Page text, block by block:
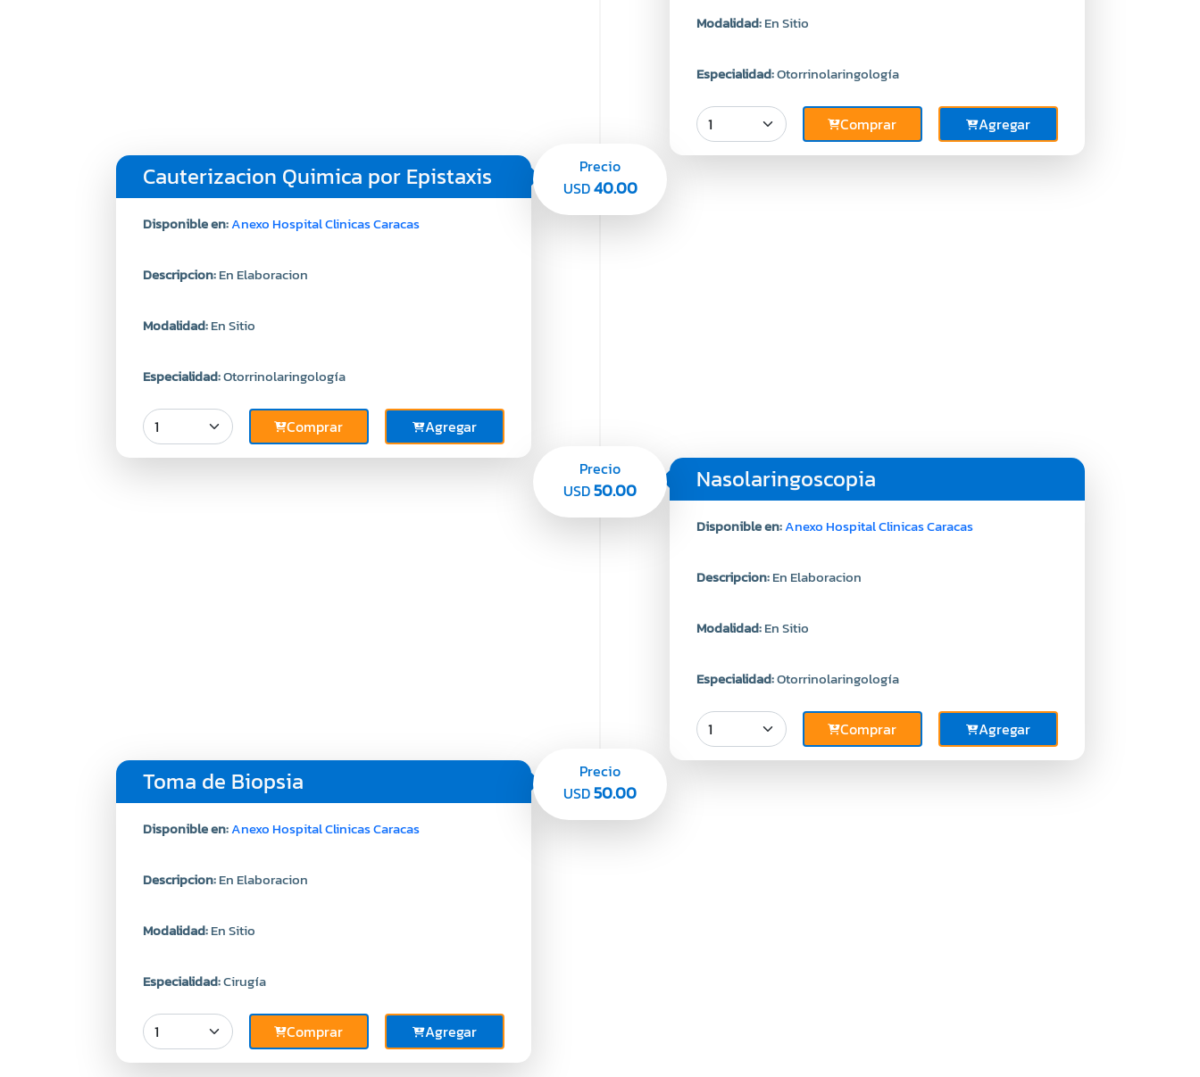
Modalidad:En Sitio
Especialidad:Otorrinolaringología
Comprar Agregar
Cauterizacion Quimica por Epistaxis
Disponible en:Anexo Hospital Clinicas Caracas
Descripcion:En Elaboracion
Modalidad:En Sitio
Especialidad:Otorrinolaringología
Comprar Agregar
Precio
USD40.00
Nasolaringoscopia
Disponible en:Anexo Hospital Clinicas Caracas
Descripcion:En Elaboracion
Modalidad:En Sitio
Especialidad:Otorrinolaringología
Comprar Agregar
Precio
USD50.00
Toma de Biopsia
Disponible en:Anexo Hospital Clinicas Caracas
Descripcion:En Elaboracion
Modalidad:En Sitio
Especialidad:Cirugía
Comprar Agregar
Precio
USD50.00